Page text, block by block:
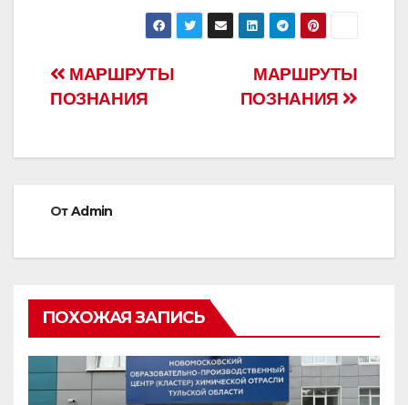
Навигация
записям
МАРШРУТЫ
ПОЗНАНИЯ
МАРШРУТЫ
ПОЗНАНИЯ
ОтAdmin
ПОХОЖАЯ ЗАПИСЬ